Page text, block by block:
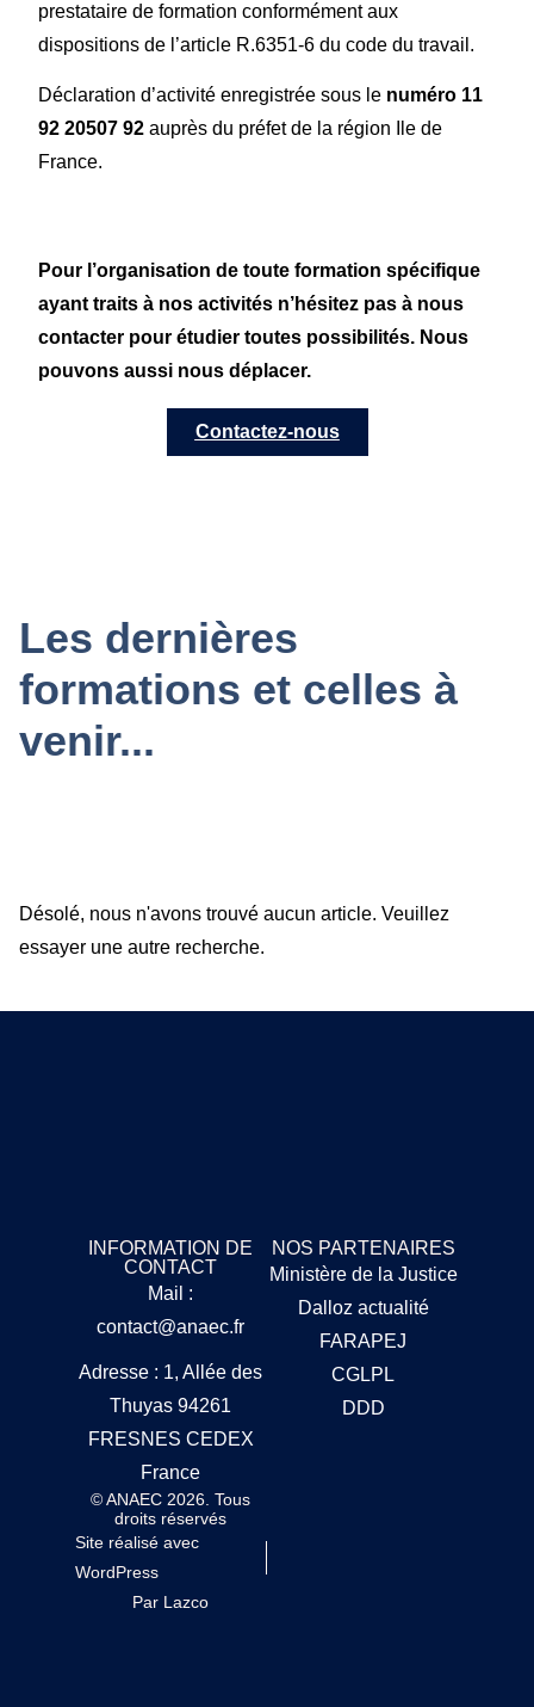
prestataire de formation conformément aux
dispositions de l’article R.6351-6 du code du travail.
Déclaration d’activité enregistrée sous le numéro 11
92 20507 92 auprès du préfet de la région Ile de
France.
Pour l’organisation de toute formation spécifique
ayant traits à nos activités n’hésitez pas à nous
contacter pour étudier toutes possibilités. Nous
pouvons aussi nous déplacer.
Contactez-nous
Les dernières
formations et celles à
venir...
Désolé, nous n'avons trouvé aucun article. Veuillez
essayer une autre recherche.
INFORMATION DE
CONTACT
Mail :
contact@anaec.fr
Adresse : 1, Allée des
Thuyas 94261
FRESNES CEDEX
France
© ANAEC 2026. Tous
droits réservés
Site réalisé avec
WordPress
Par Lazco
NOS PARTENAIRES
Ministère de la Justice
Dalloz actualité
FARAPEJ
CGLPL
DDD